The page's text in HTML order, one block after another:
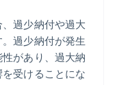
過少納付や過大
過少納付が発生
があり、過大納
受けることにな